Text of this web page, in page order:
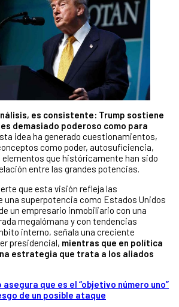
es consistente: Trump sostiene
demasiado poderoso como para
idea ha generado cuestionamientos,
como poder, autosuficiencia,
que históricamente han sido
entre las grandes potencias.
que esta visión refleja las
una superpotencia como Estados Unidos
un empresario inmobiliario con una
megalómana y con tendencias
interno, señala una creciente
presidencial, mientras que en política
estrategia que trata a los aliados
asegura que es el “objetivo número uno”
de un posible ataque